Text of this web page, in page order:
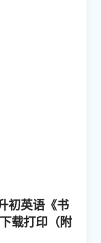
初英语《书
载打印（附